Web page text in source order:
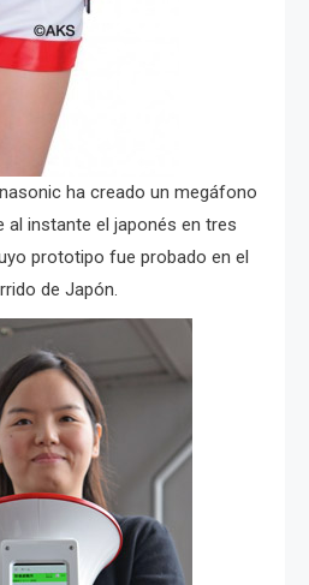
ha creado un megáfono
al instante el japonés en tres
prototipo fue probado en el
de Japón.